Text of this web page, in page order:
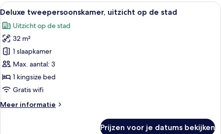
Alle
foto's
voor
Deluxe
tweepersoonskamer,
uitzicht
op
de
laden
Een minibar, een kluis op de kamer,
4
Deluxe tweepersoonskamer, uitzicht op de stad
Uitzicht op de stad
32 m²
1 slaapkamer
Max. aantal: 3
1 kingsize bed
Gratis wifi
Meer informatie
Meer
Prijzen voor je datums bekijken